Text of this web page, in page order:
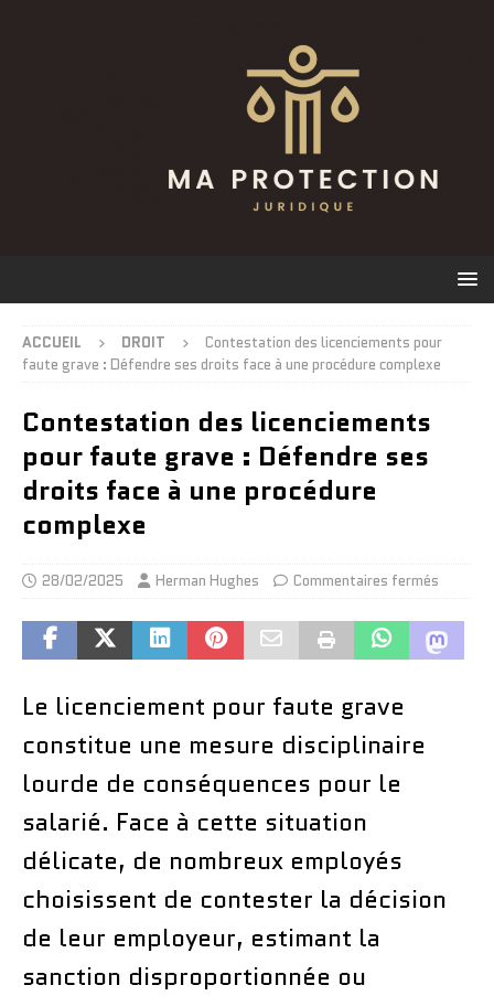
ACCUEIL DROIT
Contestation des licenciements pour
faute grave : Défendre ses droits face à une procédure complexe
Contestation des licenciements
pour faute grave : Défendre ses
droits face à une procédure
complexe
28/02/2025 Herman Hughes Commentaires fermés
Le licenciement pour faute grave
constitue une mesure disciplinaire
lourde de conséquences pour le
salarié. Face à cette situation
délicate, de nombreux employés
choisissent de contester la décision
de leur employeur, estimant la
sanction disproportionnée ou